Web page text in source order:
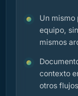
Un mismo
equipo,
mismos
contexto
otros